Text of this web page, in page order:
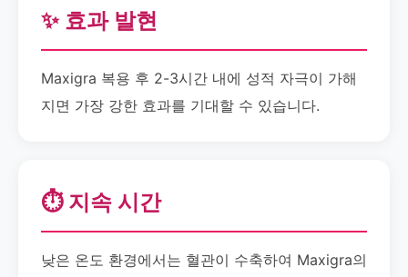
✨ 효과 발현
Maxigra 복용 후 2-3시간 내에 성적 자극이 가해
지면 가장 강한 효과를 기대할 수 있습니다.
⏱️ 지속 시간
낮은 온도 환경에서는 혈관이 수축하여 Maxigra의